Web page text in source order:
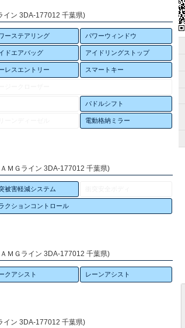
イン 3DA-177012 千葉県)
ーステアリング パワーウィンドウ
ドエアバッグ アイドリングストップ
レスエントリー スマートキー
パドルシフト
電動格納ミラー
ＭＧライン 3DA-177012 千葉県)
被害軽減システム
クションコントロール
ＭＧライン 3DA-177012 千葉県)
クアシスト レーンアシスト
イン 3DA-177012 千葉県)